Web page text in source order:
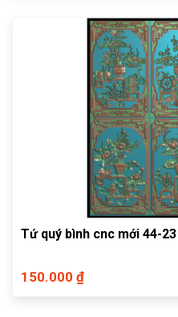
Tứ quý bình cnc mới 44-23
150.000 ₫